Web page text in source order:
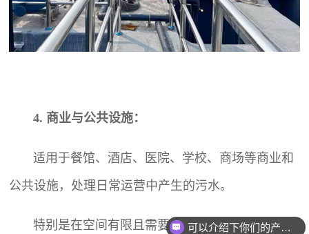
4. 商业与公共设施：
适用于餐馆、酒店、医院、学校、商场等商业和
公共设施，处理日常运营中产生的污水。
特别是在空间有限且需要快速部署污水处理系统可以介绍下你们的产品么？